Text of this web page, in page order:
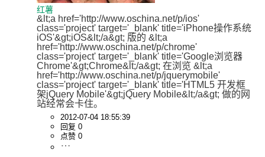
红薯
&lt;a href='http://www.oschina.net/p/ios'
class='project' target='_blank' title='iPhone操作系统
iOS'&gt;iOS&lt;/a&gt; 版的 &lt;a
href='http://www.oschina.net/p/chrome'
class='project' target='_blank' title='Google浏览器
Chrome'&gt;Chrome&lt;/a&gt; 在浏览 &lt;a
href='http://www.oschina.net/p/jquerymobile'
class='project' target='_blank' title='HTML5 开发框
架jQuery Mobile'&gt;jQuery Mobile&lt;/a&gt; 做的网
站经常会卡住。
2012-07-04 18:55:39
回复 0
点赞 0